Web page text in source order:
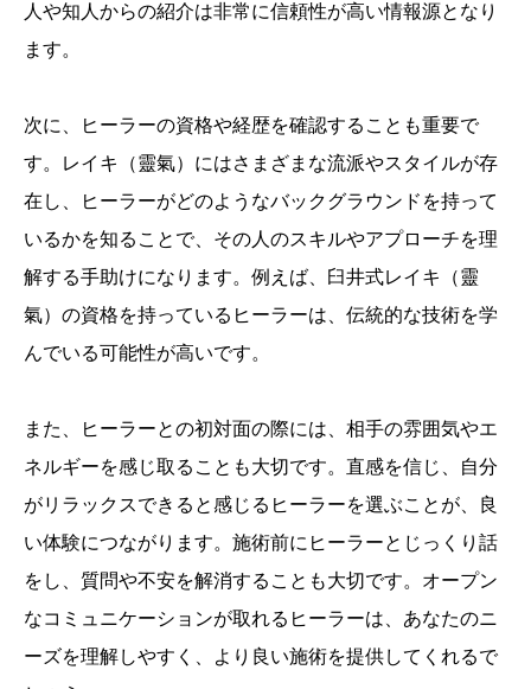
人や知人からの紹介は非常に信頼性が高い情報源となり
ます。
次に、ヒーラーの資格や経歴を確認することも重要で
す。レイキ（靈氣）にはさまざまな流派やスタイルが存
在し、ヒーラーがどのようなバックグラウンドを持って
いるかを知ることで、その人のスキルやアプローチを理
解する手助けになります。例えば、臼井式レイキ（靈
氣）の資格を持っているヒーラーは、伝統的な技術を学
んでいる可能性が高いです。
また、ヒーラーとの初対面の際には、相手の雰囲気やエ
ネルギーを感じ取ることも大切です。直感を信じ、自分
がリラックスできると感じるヒーラーを選ぶことが、良
い体験につながります。施術前にヒーラーとじっくり話
をし、質問や不安を解消することも大切です。オープン
なコミュニケーションが取れるヒーラーは、あなたのニ
ーズを理解しやすく、より良い施術を提供してくれるで